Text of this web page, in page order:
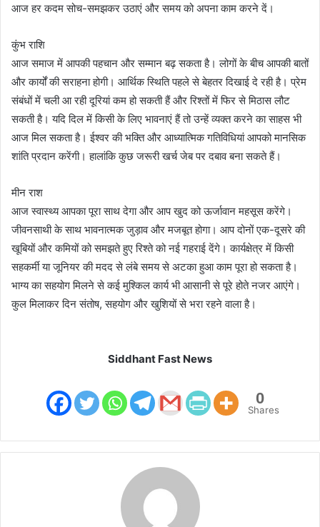
आज हर कदम सोच-समझकर उठाएं और समय को अपना काम करने दें।
कुंभ राशि
आज समाज में आपकी पहचान और सम्मान बढ़ सकता है। लोगों के बीच आपकी बातों
और कार्यों की सराहना होगी। आर्थिक स्थिति पहले से बेहतर दिखाई दे रही है। प्रेम
संबंधों में चली आ रही दूरियां कम हो सकती हैं और रिश्तों में फिर से मिठास लौट
सकती है। यदि दिल में किसी के लिए भावनाएं हैं तो उन्हें व्यक्त करने का साहस भी
आज मिल सकता है। ईश्वर की भक्ति और आध्यात्मिक गतिविधियां आपको मानसिक
शांति प्रदान करेंगी। हालांकि कुछ जरूरी खर्च जेब पर दबाव बना सकते हैं।
मीन राश
आज स्वास्थ्य आपका पूरा साथ देगा और आप खुद को ऊर्जावान महसूस करेंगे।
जीवनसाथी के साथ भावनात्मक जुड़ाव और मजबूत होगा। आप दोनों एक-दूसरे की
खूबियों और कमियों को समझते हुए रिश्ते को नई गहराई देंगे। कार्यक्षेत्र में किसी
सहकर्मी या जूनियर की मदद से लंबे समय से अटका हुआ काम पूरा हो सकता है।
भाग्य का सहयोग मिलने से कई मुश्किल कार्य भी आसानी से पूरे होते नजर आएंगे।
कुल मिलाकर दिन संतोष, सहयोग और खुशियों से भरा रहने वाला है।
Siddhant Fast News
0
Shares